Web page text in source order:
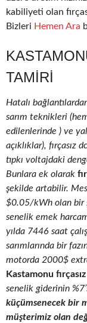
kabiliyeti olan
Bizleri Hemen Ara
TAMIRI
Hatalı
sarım teknikleri
edilenlerinde ) ve
açıklıklar), fırçasız
tıpkı voltajdaki
Bunlara ek olarak
şekilde artabilir.
$0.05/kWh olan bir
senelik emek
yılda 7446 saat
sarımlarında bir
motorda 2000$
Kastamonu
senelik giderinin
küçümsenecek bir
müşterimiz olan